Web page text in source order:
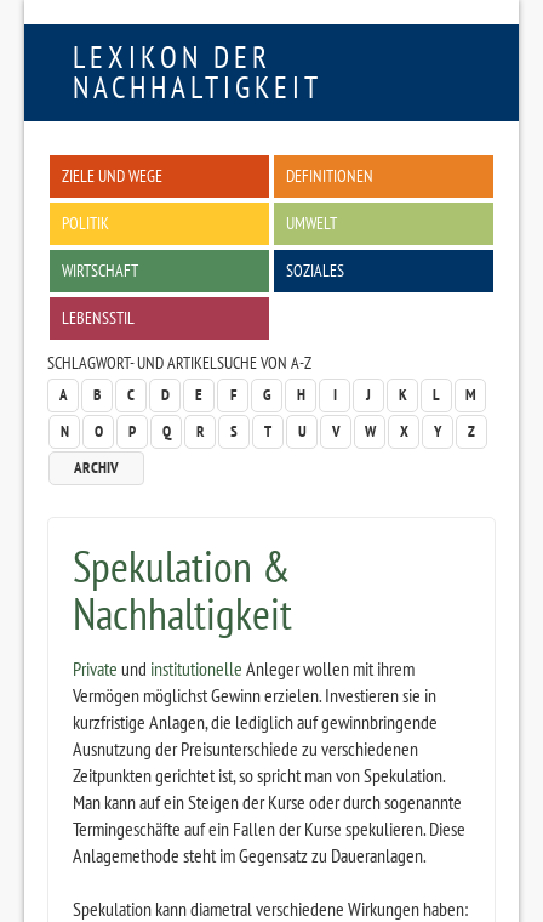
LEXIKON DER
NACHHALTIGKEIT
ZIELE UND WEGE DEFINITIONEN
POLITIK UMWELT
WIRTSCHAFT SOZIALES
LEBENSSTIL
SCHLAGWORT- UND ARTIKELSUCHE VON A-Z
A B C D E F G H I J K L
M
N
O P Q R S T U V W X Y
Z
ARCHIV
Spekulation &
Nachhaltigkeit
Private und institutionelle Anleger wollen mit ihrem
Vermögen möglichst Gewinn erzielen. Investieren sie in
kurzfristige Anlagen, die lediglich auf gewinnbringende
Ausnutzung der Preisunterschiede zu verschiedenen
Zeitpunkten gerichtet ist, so spricht man von Spekulation.
Man kann auf ein Steigen der Kurse oder durch sogenannte
Termingeschäfte auf ein Fallen der Kurse spekulieren. Diese
Anlagemethode steht im Gegensatz zu Daueranlagen.
Spekulation kann diametral verschiedene Wirkungen haben: